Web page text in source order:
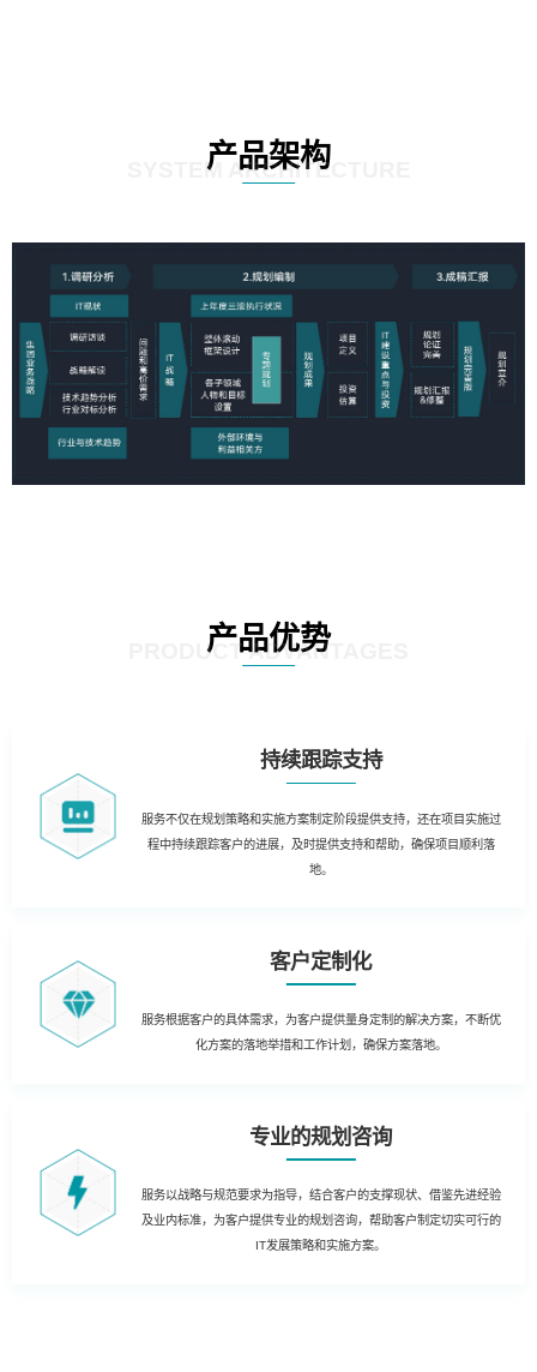
产品架构
SYSTEM ARCHITECTURE
产品优势
PRODUCT ADVANTAGES
持续跟踪支持
服务不仅在规划策略和实施方案制定阶段提供支持，还在项目实施过
程中持续跟踪客户的进展，及时提供支持和帮助，确保项目顺利落
地。
客户定制化
服务根据客户的具体需求，为客户提供量身定制的解决方案，不断优
化方案的落地举措和工作计划，确保方案落地。
专业的规划咨询
服务以战略与规范要求为指导，结合客户的支撑现状、借鉴先进经验
及业内标准，为客户提供专业的规划咨询，帮助客户制定切实可行的
IT发展策略和实施方案。